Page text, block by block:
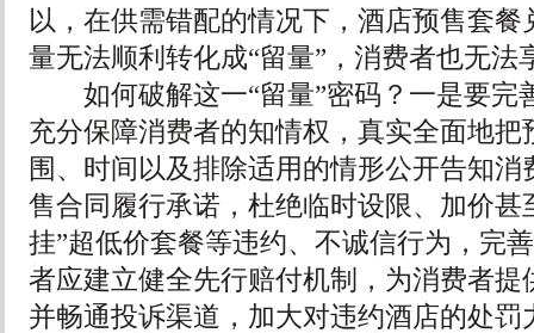
以，在供需错配的情况下，酒店预售套
量无法顺利转化成“留量”，消费者也无法
如何破解这一“留量”密码？一是要完
充分保障消费者的知情权，真实全面地把
围、时间以及排除适用的情形公开告知消
售合同履行承诺，杜绝临时设限、加价甚
挂”超低价套餐等违约、不诚信行为，完
者应建立健全先行赔付机制，为消费者提
并畅通投诉渠道，加大对违约酒店的处罚